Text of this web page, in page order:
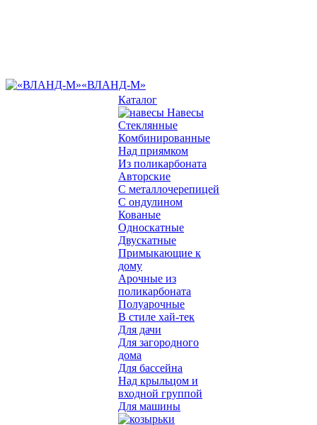
«ВЛАНД-М»
Каталог
Навесы
Стеклянные
Комбинированные
Над приямком
Из поликарбоната
Авторские
С металлочерепицей
С ондулином
Кованые
Односкатные
Двускатные
Примыкающие к
дому
Арочные из
поликарбоната
Полуарочные
В стиле хай-тек
Для дачи
Для загородного
дома
Для бассейна
Над крыльцом и
входной группой
Для машины